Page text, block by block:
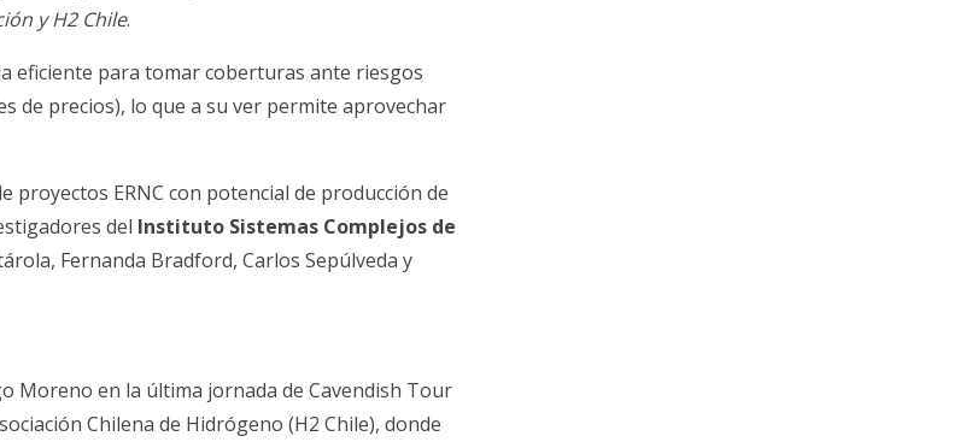
y H2 Chile.
eficiente para tomar coberturas ante riesgos
de precios), lo que a su ver permite aprovechar
proyectos ERNC con potencial de producción de
del Instituto Sistemas Complejos de
Fernanda Bradford, Carlos Sepúlveda y
Moreno en la última jornada de Cavendish Tour
Chilena de Hidrógeno (H2 Chile), donde